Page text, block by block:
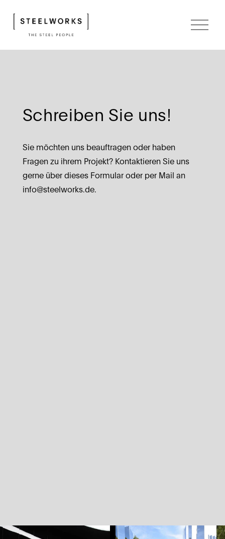
M
e
ü
Schreiben Sie uns!
Sie möchten uns beauftragen oder haben
Fragen zu ihrem Projekt? Kontaktieren Sie uns
gerne über dieses Formular oder per Mail an
info@steelworks.de.